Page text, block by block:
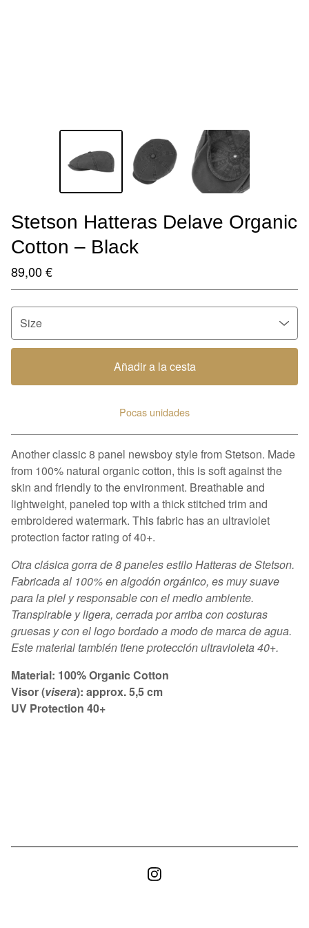
Stetson Hatteras Delave Organic
Cotton – Black
89,00€
Añadir a la cesta
Ver carrito
Pocas unidades
Another classic 8 panel newsboy style from Stetson. Made
from 100% natural organic cotton, this is soft against the
skin and friendly to the environment. Breathable and
lightweight, paneled top with a thick stitched trim and
embroidered watermark. This fabric has an ultraviolet
protection factor rating of 40+.
Otra clásica gorra de 8 paneles estilo Hatteras de Stetson.
Fabricada al 100% en algodón orgánico, es muy suave
para la piel y responsable con el medio ambiente.
Transpirable y ligera, cerrada por arriba con costuras
gruesas y con el logo bordado a modo de marca de agua.
Este material también tiene protección ultravioleta 40+.
Material: 100% Organic Cotton
Visor (visera): approx. 5,5 cm
UV Protection 40+